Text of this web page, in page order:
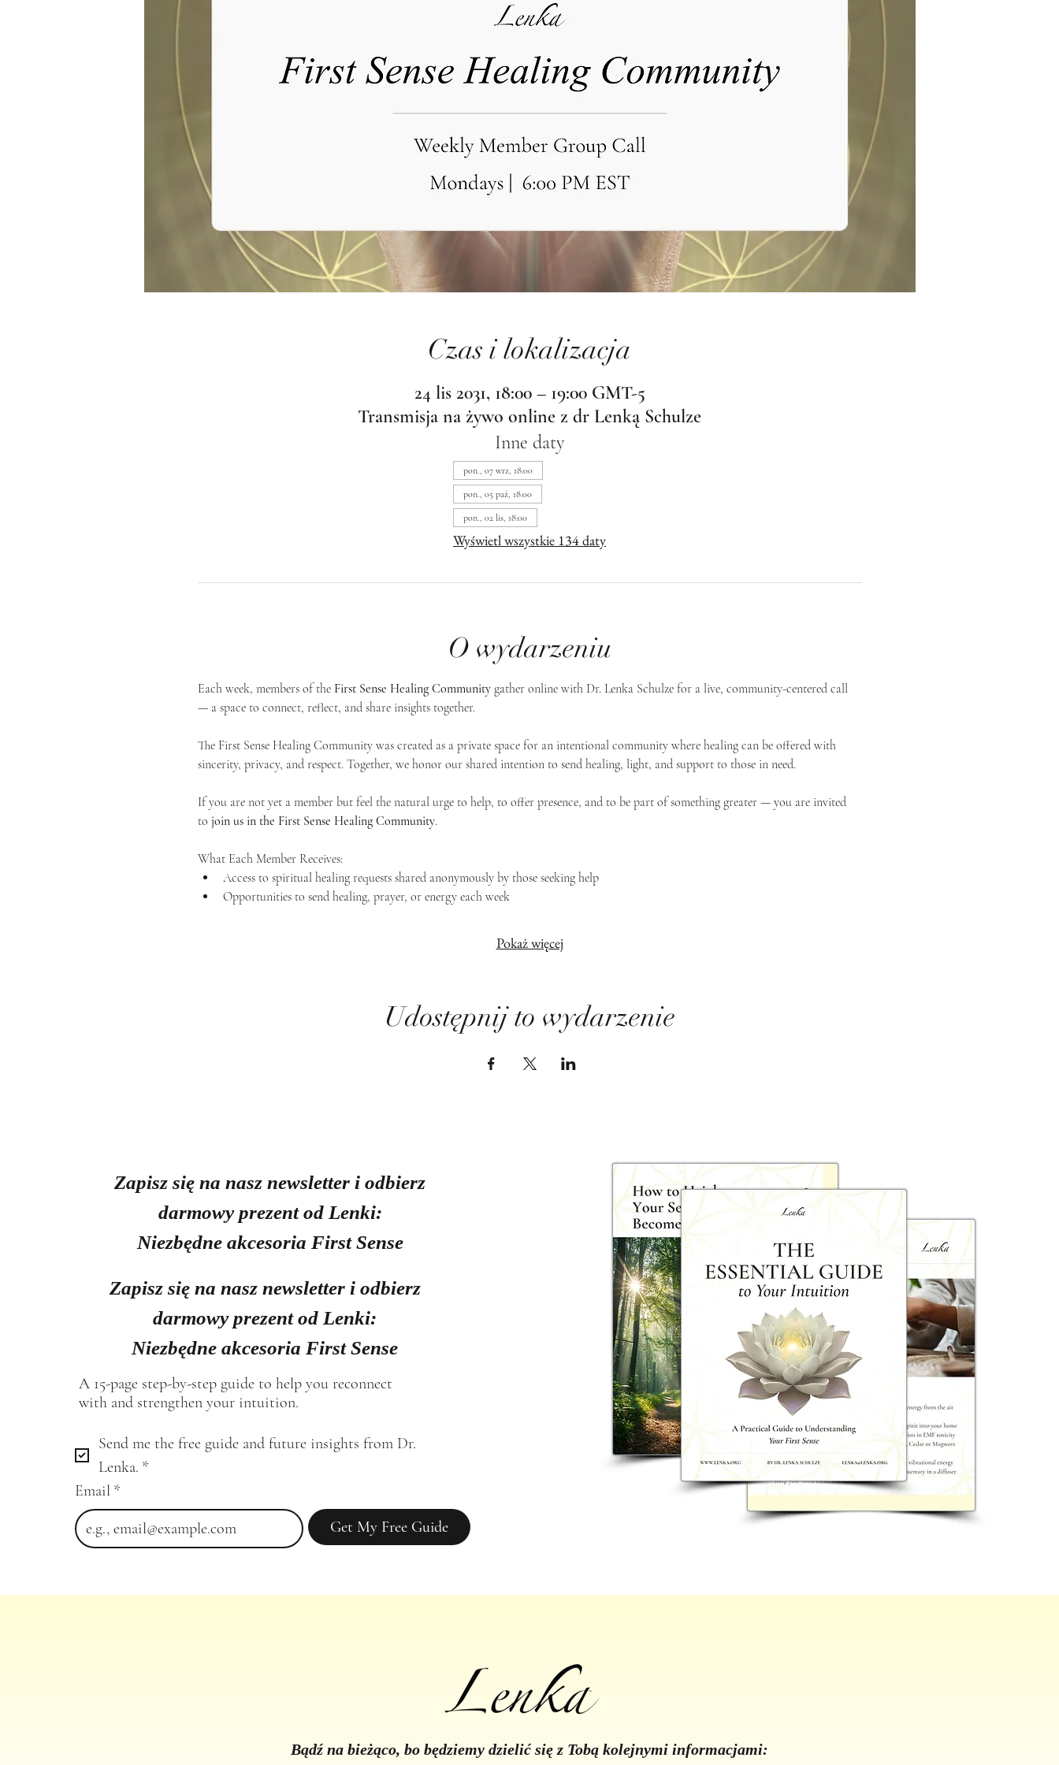
Czas i lokalizacja
24 lis 2031, 18:00 – 19:00 GMT-5
Transmisja na żywo online z dr Lenką Schulze
Inne daty
pon., 07 wrz, 18:00
pon., 05 paź, 18:00
pon., 02 lis, 18:00
Wyświetl wszystkie 134 daty
O wydarzeniu
Each week, members of the First Sense Healing Community gather online with Dr. Lenka Schulze for a live, community-centered call
— a space to connect, reflect, and share insights together.
The First Sense Healing Community was created as a private space for an intentional community where healing can be offered with
sincerity, privacy, and respect. Together, we honor our shared intention to send healing, light, and support to those in need.
If you are not yet a member but feel the natural urge to help, to offer presence, and to be part of something greater — you are invited
to join us in the First Sense Healing Community.
What Each Member Receives:
Access to spiritual healing requests shared anonymously by those seeking help
Opportunities to send healing, prayer, or energy each week
Pokaż więcej
Udostępnij to wydarzenie
Zapisz się na nasz newsletter i odbierz
darmowy prezent od Lenki:
Niezbędne akcesoria First Sense
Zapisz się na nasz newsletter i odbierz
darmowy prezent od Lenki:
Niezbędne akcesoria First Sense
A 15-page step-by-step guide to help you reconnect
with and strengthen your intuition.
Send me the free guide and future insights from Dr.
Lenka. *
Email *
Get My Free Guide
Bądź na bieżąco, bo będziemy dzielić się z Tobą kolejnymi informacjami: